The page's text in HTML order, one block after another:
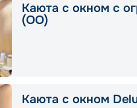
Каюта с окном с
(OO)
Каюта с окном